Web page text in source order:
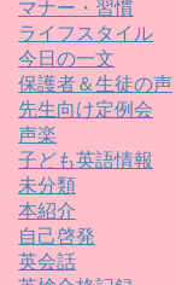
マナー・習慣
ライフスタイル
今日の一文
保護者＆生徒の声
先生向け定例会
声楽
子ども英語情報
未分類
本紹介
自己啓発
英会話